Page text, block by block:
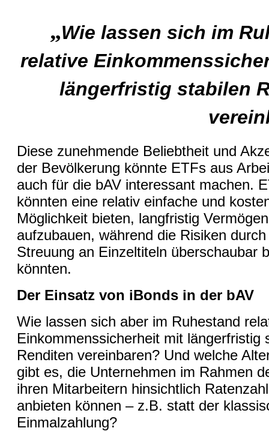
„Wie lassen sich im
relative
längerfristig stabilen
Diese zunehmende Beliebtheit und
der Bevölkerung könnte ETFs aus
auch für die bAV interessant machen.
könnten eine relativ einfache und
Möglichkeit bieten, langfristig Vermögen
aufzubauen, während die Risiken
Streuung an Einzeltiteln überschaubar
könnten.
Der Einsatz von iBonds in der bAV
Wie lassen sich aber im Ruhestand
Einkommenssicherheit mit längerfristig
Renditen vereinbaren? Und welche
gibt es, die Unternehmen im Rahmen
ihren Mitarbeitern hinsichtlich
anbieten können – z.B. statt der
Einmalzahlung?